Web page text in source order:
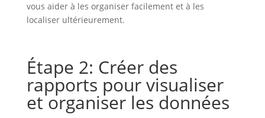
vous aider à les organiser facilement et à les
localiser ultérieurement.
Étape 2: Créer des
rapports pour visualiser
et organiser les données